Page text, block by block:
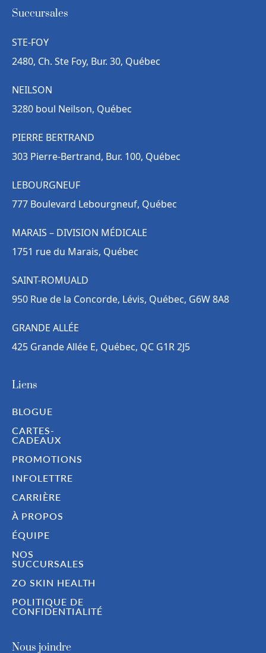
Succursales
STE-FOY
2480, Ch. Ste Foy, Bur. 30, Québec
NEILSON
3280 boul Neilson, Québec
PIERRE BERTRAND
303 Pierre-Bertrand, Bur. 100, Québec
LEBOURGNEUF
777 Boulevard Lebourgneuf, Québec
MARAIS – DIVISION MÉDICALE
1751 rue du Marais, Québec
SAINT-ROMUALD
950 Rue de la Concorde, Lévis, Québec, G6W 8A8
GRANDE ALLÉE
425 Grande Allée E, Québec, QC G1R 2J5
Liens
BLOGUE
CARTES-
CADEAUX
PROMOTIONS
INFOLETTRE
CARRIÈRE
À PROPOS
ÉQUIPE
NOS
SUCCURSALES
ZO SKIN HEALTH
POLITIQUE DE
CONFIDENTIALITÉ
Nous joindre